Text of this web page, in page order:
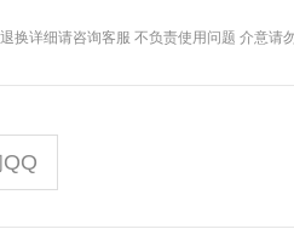
换详细请咨询客服 不负责使用问题 介意请